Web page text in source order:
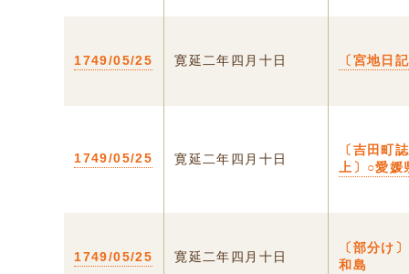
1749/05/25 寛延二年四月十日 〔宮地日
1749/05/25 寛延二年四月十日
〔吉田
上〕○愛媛
1749/05/25 寛延二年四月十日
〔部分け
和島